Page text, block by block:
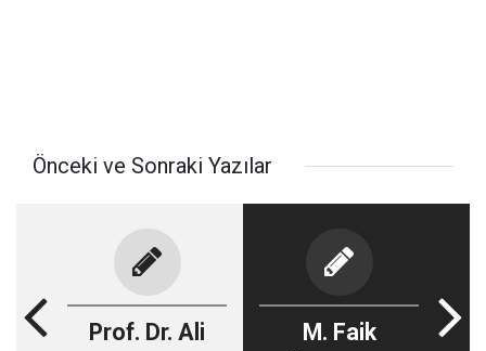
Önceki ve Sonraki Yazılar
Prof. Dr. Ali
M. Faik